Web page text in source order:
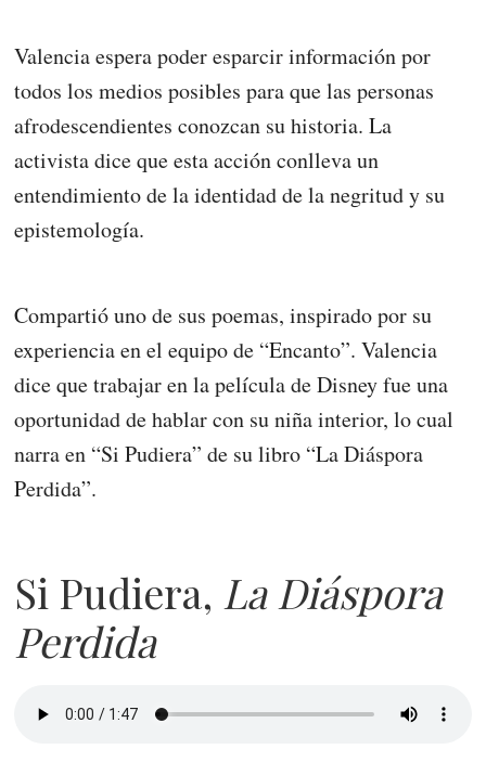
Valencia espera poder esparcir información por
todos los medios posibles para que las personas
afrodescendientes conozcan su historia. La
activista dice que esta acción conlleva un
entendimiento de la identidad de la negritud y su
epistemología.
Compartió uno de sus poemas, inspirado por su
experiencia en el equipo de “Encanto”. Valencia
dice que trabajar en la película de Disney fue una
oportunidad de hablar con su niña interior, lo cual
narra en “Si Pudiera” de su libro “La Diáspora
Perdida”.
Si Pudiera, La Diáspora
Perdida